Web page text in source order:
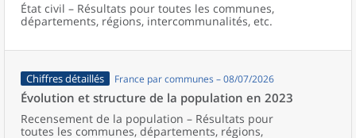
État civil – Résultats pour toutes les communes,
départements, régions, intercommunalités, etc.
Chiffres détaillés France par communes – 08/07/2026
Évolution et structure de la population en 2023
Recensement de la population – Résultats pour
toutes les communes, départements, régions,